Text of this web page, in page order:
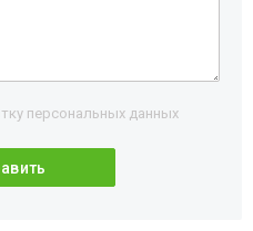
персональных данных